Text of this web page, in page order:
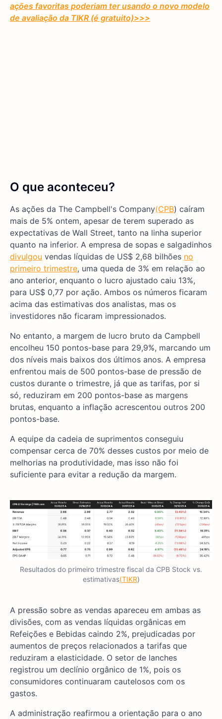
ações favoritas poderiam ter usando o novo modelo
de avaliação da TIKR (é gratuito)>>>
O que aconteceu?
As ações da The Campbell's Company(CPB) caíram
mais de 5% ontem, apesar de terem superado as
expectativas de Wall Street, tanto na linha superior
quanto na inferior. A empresa de sopas e salgadinhos
divulgou vendas líquidas de US$ 2,68 bilhões no
primeiro trimestre, uma queda de 3% em relação ao
ano anterior, enquanto o lucro ajustado caiu 13%,
para US$ 0,77 por ação. Ambos os números ficaram
acima das estimativas dos analistas, mas os
investidores não ficaram impressionados.
No entanto, a margem de lucro bruto da Campbell
encolheu 150 pontos-base para 29,9%, marcando um
dos níveis mais baixos dos últimos anos. A empresa
enfrentou mais de 500 pontos-base de pressão de
custos durante o trimestre, já que as tarifas, por si
só, reduziram em 200 pontos-base as margens
brutas, enquanto a inflação acrescentou outros 200
pontos-base.
A equipe da cadeia de suprimentos conseguiu
compensar cerca de 70% desses custos por meio de
melhorias na produtividade, mas isso não foi
suficiente para evitar a redução da margem.
Resultados do primeiro trimestre fiscal da CPB Stock vs.
estimativas(TIKR)
A pressão sobre as vendas apareceu em ambas as
divisões, com as vendas líquidas orgânicas em
Refeições e Bebidas caindo 2%, prejudicadas por
aumentos de preços relacionados a tarifas que
reduziram a elasticidade. O setor de lanches
registrou um declínio orgânico de 1%, pois os
consumidores continuaram cautelosos com os
gastos.
A administração reafirmou a orientação para o ano